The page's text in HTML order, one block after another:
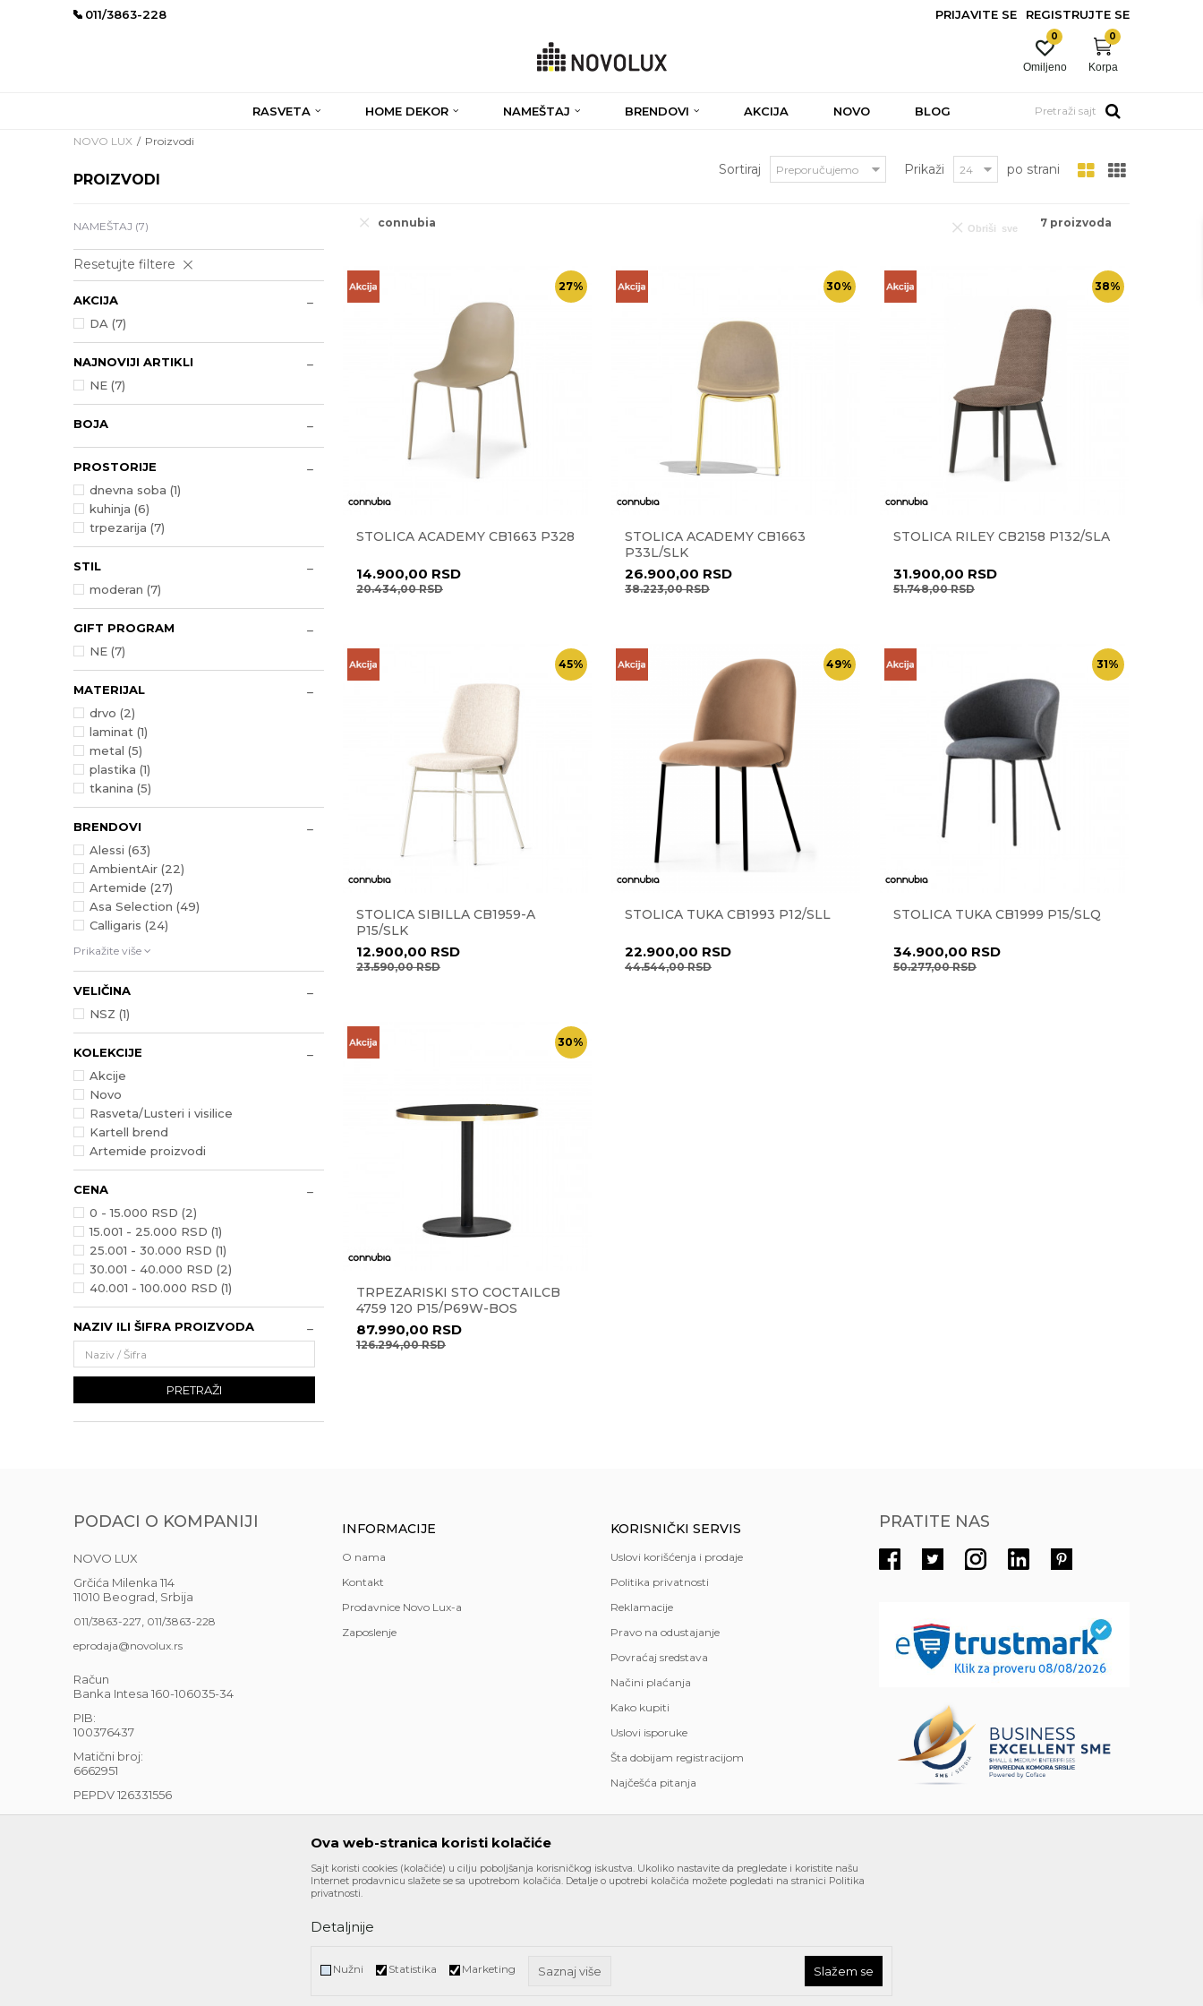
011/3863-228 PRIJAVITE SE REGISTRUJTE SE
Korpa
0
Omiljeno
0
RASVETA HOME DEKOR NAMEŠTAJ BRENDOVI AKCIJA NOVO BLOG Pretraži sajt
NOVO LUX Proizvodi
PROIZVODI
Sortiraj Prikaži po strani
NAMEŠTAJ (7)
Resetujte filtere
AKCIJA
DA (7)
NAJNOVIJI ARTIKLI
NE (7)
BOJA
PROSTORIJE
dnevna soba (1)
kuhinja (6)
trpezarija (7)
STIL
moderan (7)
GIFT PROGRAM
NE (7)
MATERIJAL
drvo (2)
laminat (1)
metal (5)
plastika (1)
tkanina (5)
BRENDOVI
Alessi (63)
AmbientAir (22)
Artemide (27)
Asa Selection (49)
Calligaris (24)
Prikažite više
VELIČINA
NSZ (1)
KOLEKCIJE
Akcije
Novo
Rasveta/Lusteri i visilice
Kartell brend
Artemide proizvodi
CENA
0 - 15.000 RSD (2)
15.001 - 25.000 RSD (1)
25.001 - 30.000 RSD (1)
30.001 - 40.000 RSD (2)
40.001 - 100.000 RSD (1)
NAZIV ILI ŠIFRA PROIZVODA
PRETRAŽI
connubia 7 proizvoda
Obriši sve
27%
STOLICA ACADEMY CB1663 P328
14.900,00 RSD
20.434,00RSD
30%
STOLICA ACADEMY CB1663
P33L/SLK
26.900,00 RSD
38.223,00RSD
38%
STOLICA RILEY CB2158 P132/SLA
31.900,00 RSD
51.748,00RSD
45%
STOLICA SIBILLA CB1959-A
P15/SLK
12.900,00 RSD
23.590,00RSD
49%
STOLICA TUKA CB1993 P12/SLL
22.900,00 RSD
44.544,00RSD
31%
STOLICA TUKA CB1999 P15/SLQ
34.900,00 RSD
50.277,00RSD
30%
TRPEZARISKI STO COCTAILCB
4759 120 P15/P69W-BOS
87.990,00 RSD
126.294,00RSD
PODACI O KOMPANIJI
NOVO LUX
Grčića Milenka 114
11010 Beograd, Srbija
011/3863-227, 011/3863-228
eprodaja@novolux.rs
Račun
Banka Intesa 160-106035-34
PIB:
100376437
Matični broj:
6662951
PEPDV 126331556
INFORMACIJE
O nama
Kontakt
Prodavnice Novo Lux-a
Zaposlenje
KORISNIČKI SERVIS
Uslovi korišćenja i prodaje
Politika privatnosti
Reklamacije
Pravo na odustajanje
Povraćaj sredstava
Načini plaćanja
Kako kupiti
Uslovi isporuke
Šta dobijam registracijom
Najčešća pitanja
PRATITE NAS
Nastojimo da budemo što precizniji u opisu proizvoda, prikazu slika i samih cena, ali ne možemo garantovati da su sve informacije kompletne i bez grešaka. Svi artikli prikazani na sajtu
Ova web-stranica koristi kolačiće
Sajt koristi cookies (kolačiće) u cilju poboljšanja korisničkog iskustva. Ukoliko nastavite da pregledate i koristite našu
Internet prodavnicu slažete se sa upotrebom kolačića. Detalje o upotrebi kolačića možete pogledati na stranici Politika
privatnosti.
Detaljnije
Nužni Statistika Marketing Saznaj više Slažem se